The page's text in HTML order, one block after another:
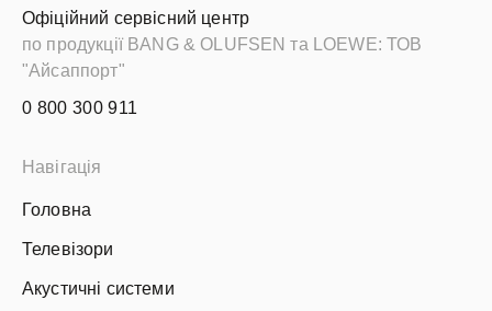
Офіційний сервісний центр
по продукції BANG & OLUFSEN та LOEWE: ТОВ
"Айсаппорт"
0 800 300 911
Навігація
Головна
Телевізори
Акустичні системи